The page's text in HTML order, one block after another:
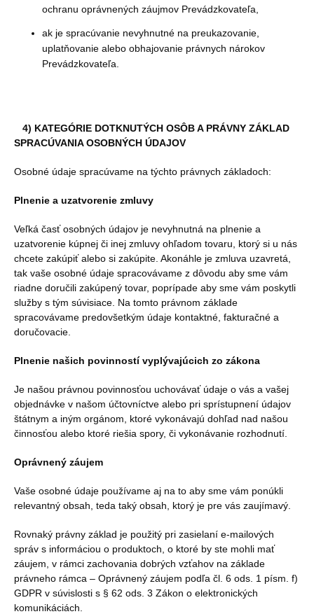
ochranu oprávnených záujmov Prevádzkovateľa,
ak je spracúvanie nevyhnutné na preukazovanie,
uplatňovanie alebo obhajovanie právnych nárokov
Prevádzkovateľa.
4) KATEGÓRIE DOTKNUTÝCH OSÔB A PRÁVNY ZÁKLAD
SPRACÚVANIA OSOBNÝCH ÚDAJOV
Osobné údaje spracúvame na týchto právnych základoch:
Plnenie a uzatvorenie zmluvy
Veľká časť osobných údajov je nevyhnutná na plnenie a
uzatvorenie kúpnej či inej zmluvy ohľadom tovaru, ktorý si u nás
chcete zakúpiť alebo si zakúpite. Akonáhle je zmluva uzavretá,
tak vaše osobné údaje spracovávame z dôvodu aby sme vám
riadne doručili zakúpený tovar, poprípade aby sme vám poskytli
služby s tým súvisiace. Na tomto právnom základe
spracovávame predovšetkým údaje kontaktné, fakturačné a
doručovacie.
Plnenie našich povinností vyplývajúcich zo zákona
Je našou právnou povinnosťou uchovávať údaje o vás a vašej
objednávke v našom účtovníctve alebo pri sprístupnení údajov
štátnym a iným orgánom, ktoré vykonávajú dohľad nad našou
činnosťou alebo ktoré riešia spory, či vykonávanie rozhodnutí.
Oprávnený záujem
Vaše osobné údaje používame aj na to aby sme vám ponúkli
relevantný obsah, teda taký obsah, ktorý je pre vás zaujímavý.
Rovnaký právny základ je použitý pri zasielaní e-mailových
správ s informáciou o produktoch, o ktoré by ste mohli mať
záujem, v rámci zachovania dobrých vzťahov na základe
právneho rámca – Oprávnený záujem podľa čl. 6 ods. 1 písm. f)
GDPR v súvislosti s § 62 ods. 3 Zákon o elektronických
komunikáciách.